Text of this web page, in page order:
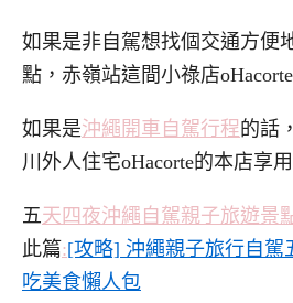
如果是非自駕想找個交通方便
點，赤嶺站這間小祿店
如果是沖繩開車自駕行程的話
川外人住宅oHacorte的本店享用
五天四夜沖繩自駕親子旅遊景
此篇:[攻略] 沖繩親子旅行自駕
吃美食懶人包